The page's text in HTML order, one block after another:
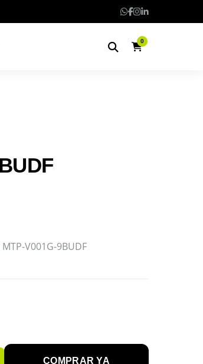
0
V001G-9BUDF
COMPRAR YA